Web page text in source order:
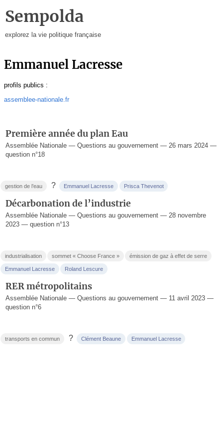
Sempolda
explorez la vie politique française
Emmanuel Lacresse
profils publics :
assemblee-nationale.fr
Première année du plan Eau
Assemblée Nationale — Questions au gouvernement — 26 mars 2024 —
question n°18
gestion de l’eau ? Emmanuel Lacresse Prisca Thevenot
Décarbonation de l’industrie
Assemblée Nationale — Questions au gouvernement — 28 novembre
2023 — question n°13
industrialisation sommet « Choose France » émission de gaz à effet de serre
Emmanuel Lacresse Roland Lescure
RER métropolitains
Assemblée Nationale — Questions au gouvernement — 11 avril 2023 —
question n°6
transports en commun ? Clément Beaune Emmanuel Lacresse